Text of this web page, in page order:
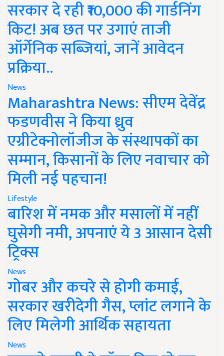
सरकार दे रही ₹10,000 की गार्डनिंग
किट! अब छत पर उगाएं ताजी
ऑर्गेनिक सब्जियां, जानें आवेदन
प्रक्रिया..
News
Maharashtra News: सीएम देवेंद्र
फडणवीस ने किया ध्रुव
एग्रीटेक्नोलॉजीज के संस्थापकों का
सम्मान, किसानों के लिए नवाचार को
मिली नई पहचान!
Lifestyle
बारिश में नमक और मसालों में नहीं
घुसेगी नमी, अपनाएं ये 3 आसान देसी
ट्रिक्स
News
गोबर और कचरे से होगी कमाई,
सरकार खरीदेगी गैस, प्लांट लगाने के
लिए मिलेगी आर्थिक सहायता
News